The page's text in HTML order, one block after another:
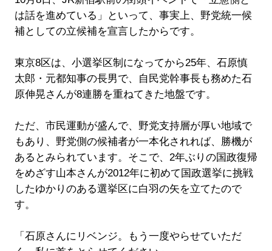
は話を進めている」といって、事実上、野党統一候
補としての立候補を宣言したからです。
東京8区は、小選挙区制になってから25年、石原慎
太郎・元都知事の長男で、自民党幹事長も務めた石
原伸晃さんが8連勝を重ねてきた地盤です。
ただ、市民運動が盛んで、野党支持層が厚い地域で
もあり、野党側の候補者が一本化されれば、勝機が
あるとみられています。そこで、2年ぶりの国政復帰
をめざす山本さんが2012年に初めて国政選挙に挑戦
したゆかりのある選挙区に白羽の矢を立てたので
す。
「石原さんにリベンジ。もう一度やらせていただ